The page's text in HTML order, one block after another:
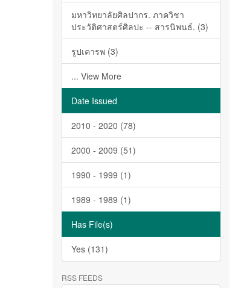
มหาวิทยาลัยศิลปากร. ภาควิชา
ประวัติศาสตร์ศิลปะ -- สารนิพนธ์. (3)
รูปเคารพ (3)
... View More
Date Issued
2010 - 2020 (78)
2000 - 2009 (51)
1990 - 1999 (1)
1989 - 1989 (1)
Has File(s)
Yes (131)
RSS FEEDS